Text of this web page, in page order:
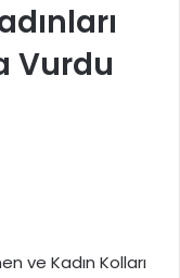
Vurdu
ve Kadın Kolları